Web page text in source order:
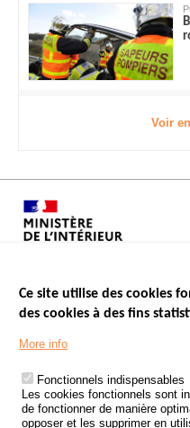
Voir
Menu
Footer
LES SITES PUBLICS
ÉTAT DE L’INSÉCURITÉ
TRAITEMENT DES DONNÉES
LA ROUTE
Ce site utilise des cookies
des cookies à des fins
More info
Fonctionnels indispensables
Les cookies fonctionnels sont
de fonctionner de manière
opposer et les supprimer en